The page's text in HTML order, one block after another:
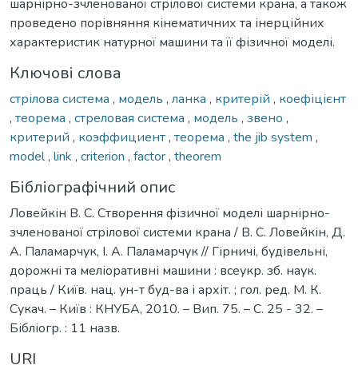
шарнірно-зчленованої стрілової системи крана, а також
проведено порівняння кінематичних та інерційних
характеристик натурної машини та її фізичної моделі.
Ключові слова
стрілова система , модель , ланка , критерій , коефіцієнт
, теорема , стреловая система , модель , звено ,
критерий , коэффициент, теорема , the jib system ,
model, link , criterion , factor, theorem
Бібліографічний опис
Ловейкін В. С. Створення фізичної моделі шарнірно-
зчленованої стрілової системи крана / В. С. Ловейкін, Д.
А. Паламарчук, І. А. Паламарчук // Гірничі, будівельні,
дорожні та меліоративні машини : всеукр. зб. наук.
праць / Київ. нац. ун-т буд-ва і архіт. ; гол. ред. М. К.
Сукач. – Київ : КНУБА, 2010. – Вип. 75. – С. 25 - 32. –
Бібліогр. : 11 назв.
URI